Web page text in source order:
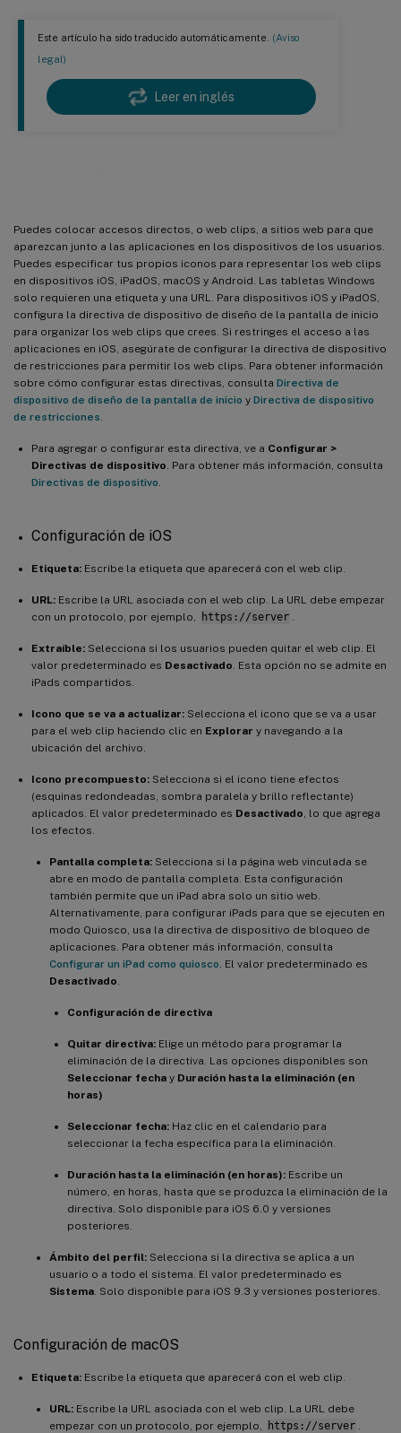
Este artículo ha sido traducido automáticamente. (Aviso
legal)
Leer en inglés
Puedes colocar accesos directos, o web clips, a sitios web para que
aparezcan junto a las aplicaciones en los dispositivos de los usuarios.
Puedes especificar tus propios iconos para representar los web clips
en dispositivos iOS, iPadOS, macOS y Android. Las tabletas Windows
solo requieren una etiqueta y una URL. Para dispositivos iOS y iPadOS,
configura la directiva de dispositivo de diseño de la pantalla de inicio
para organizar los web clips que crees. Si restringes el acceso a las
aplicaciones en iOS, asegúrate de configurar la directiva de dispositivo
de restricciones para permitir los web clips. Para obtener información
sobre cómo configurar estas directivas, consulta Directiva de
dispositivo de diseño de la pantalla de inicio y Directiva de dispositivo
de restricciones
Para agregar o configurar esta directiva, ve a Configurar >
Directivas de dispositivo . Para obtener más información, consulta
Directivas de dispositivo
Configuración de iOS
Etiqueta: Escribe la etiqueta que aparecerá con el web clip.
URL: Escribe la URL asociada con el web clip. La URL debe empezar
con un protocolo, por ejemplo,
https://server
Extraíble: Selecciona si los usuarios pueden quitar el web clip. El
valor predeterminado es Desactivado . Esta opción no se admite en
iPads compartidos.
Icono que se va a actualizar: Selecciona el icono que se va a usar
para el web clip haciendo clic en Explorar y navegando a la
ubicación del archivo.
Icono precompuesto: Selecciona si el icono tiene efectos
(esquinas redondeadas, sombra paralela y brillo reflectante)
aplicados. El valor predeterminado es Desactivado , lo que agrega
los efectos.
Pantalla completa: Selecciona si la página web vinculada se
abre en modo de pantalla completa. Esta configuración
también permite que un iPad abra solo un sitio web.
Alternativamente, para configurar iPads para que se ejecuten en
modo Quiosco, usa la directiva de dispositivo de bloqueo de
aplicaciones. Para obtener más información, consulta
Configurar un iPad como quiosco . El valor predeterminado es
Desactivado
Configuración de directiva
Quitar directiva: Elige un método para programar la
eliminación de la directiva. Las opciones disponibles son
Seleccionar fecha y Duración hasta la eliminación (en
horas)
Seleccionar fecha: Haz clic en el calendario para
seleccionar la fecha específica para la eliminación.
Duración hasta la eliminación (en horas): Escribe un
número, en horas, hasta que se produzca la eliminación de la
directiva. Solo disponible para iOS 6.0 y versiones
posteriores.
Ámbito del perfil: Selecciona si la directiva se aplica a un
usuario o a todo el sistema. El valor predeterminado es
Sistema . Solo disponible para iOS 9.3 y versiones posteriores.
Configuración de macOS
Etiqueta: Escribe la etiqueta que aparecerá con el web clip.
URL: Escribe la URL asociada con el web clip. La URL debe
empezar con un protocolo, por ejemplo,
https://server